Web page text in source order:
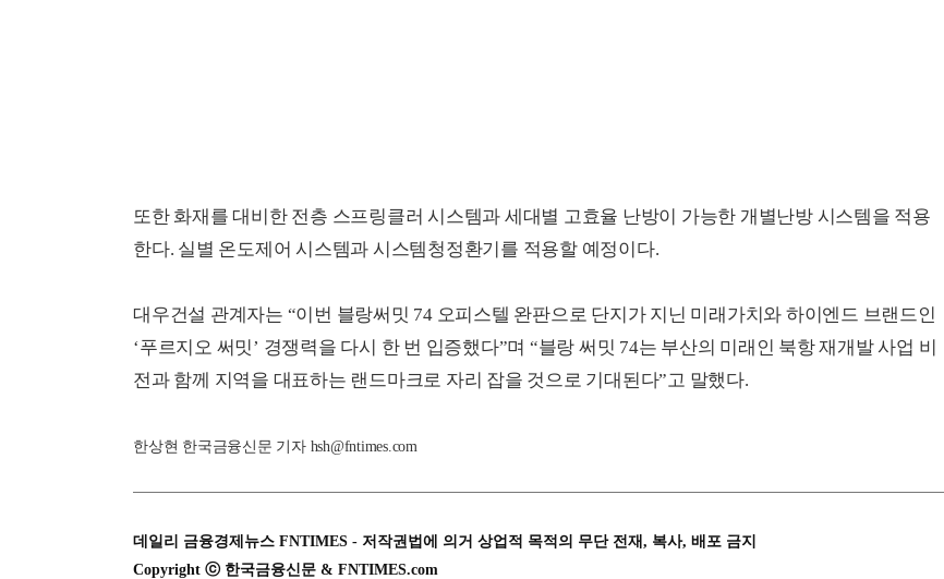
또한 화재를 대비한 전층 스프링클러 시스템과 세대별 고효율 난방이 가능한 개별난방 시스템을 적용
한다. 실별 온도제어 시스템과 시스템청정환기를 적용할 예정이다.
대우건설 관계자는 “이번 블랑써밋 74 오피스텔 완판으로 단지가 지닌 미래가치와 하이엔드 브랜드인
‘푸르지오 써밋’ 경쟁력을 다시 한 번 입증했다”며 “블랑 써밋 74는 부산의 미래인 북항 재개발 사업 비
전과 함께 지역을 대표하는 랜드마크로 자리 잡을 것으로 기대된다”고 말했다.
한상현 한국금융신문 기자 hsh@fntimes.com
데일리 금융경제뉴스 FNTIMES - 저작권법에 의거 상업적 목적의 무단 전재, 복사, 배포 금지
Copyright ⓒ 한국금융신문 & FNTIMES.com